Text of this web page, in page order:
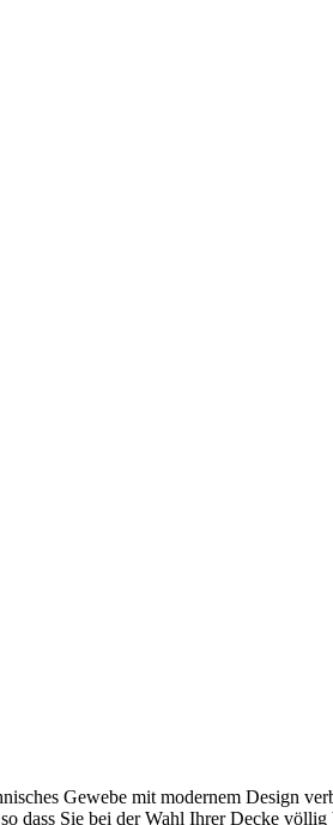
Gewebe mit modernem Design
Sie bei der Wahl Ihrer Decke